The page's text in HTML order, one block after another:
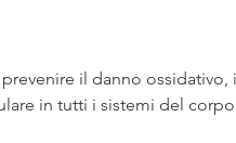
il danno ossidativo,
in tutti i sistemi del